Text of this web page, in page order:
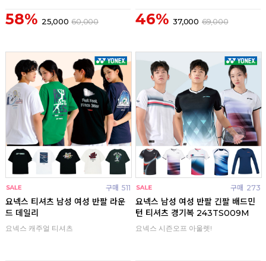
58% 25,000 60,000 46% 37,000 69,000
구매 511
요넥스 티셔츠 남성 여성 반팔 라운
드 데일리
요넥스 캐주얼 티셔츠
구매 273
요넥스 남성 여성 반팔 긴팔 배드민
턴 티셔츠 경기복 243TS009M
요넥스 시즌오프 아울렛!